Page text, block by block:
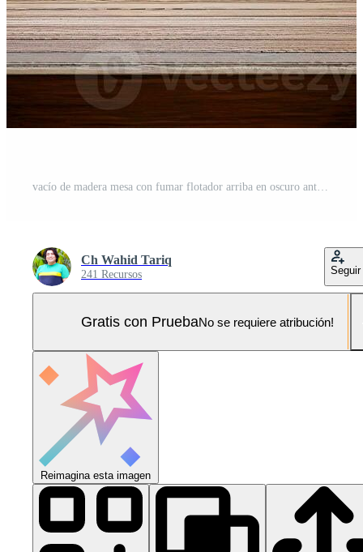
vacío de madera mesa con fumar flotador arriba en oscuro antecedentes Foto Pro
Ch Wahid Tariq
241 Recursos Seguir
Gratis con PruebaNo se requiere atribución!
Reimagina esta imagen